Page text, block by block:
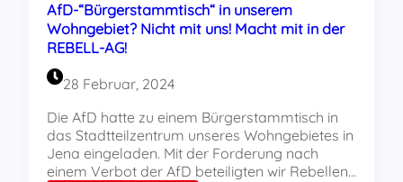
AfD-“Bürgerstammtisch“ in unserem
Wohngebiet? Nicht mit uns! Macht mit in der
REBELL-AG!
28 Februar, 2024
Die AfD hatte zu einem Bürgerstammtisch in
das Stadtteilzentrum unseres Wohngebietes in
Jena eingeladen. Mit der Forderung nach
einem Verbot der AfD beteiligten wir Rebellen…